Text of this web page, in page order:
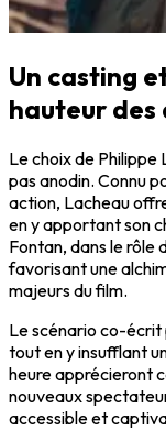
Un casting
hauteur des
Le choix de Philippe
pas anodin. Connu
action, Lacheau
en y apportant son
Fontan, dans le
favorisant une
majeurs du film.
Le scénario co-
tout en y insufflant
heure apprécieront
nouveaux
accessible et